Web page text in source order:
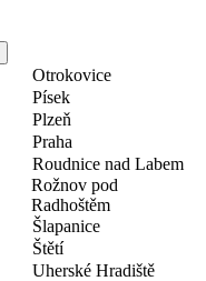
Otrokovice
Písek
Plzeň
Praha
Roudnice nad Labem
Rožnov pod
Radhoštěm
Šlapanice
Štětí
Uherské Hradiště